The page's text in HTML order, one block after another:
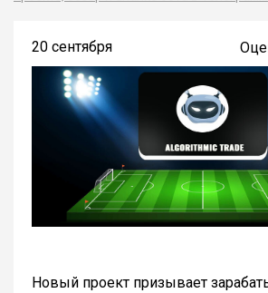
20 сентября
Новый проект призывает